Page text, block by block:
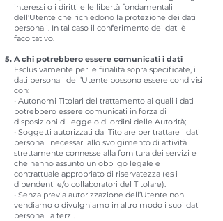
interessi o i diritti e le libertà fondamentali
dell'Utente che richiedono la protezione dei dati
personali. In tal caso il conferimento dei dati è
facoltativo.
A chi potrebbero essere comunicati i dati
Esclusivamente per le finalità sopra specificate, i
dati personali dell’Utente possono essere condivisi
con:
• Autonomi Titolari del trattamento ai quali i dati
potrebbero essere comunicati in forza di
disposizioni di legge o di ordini delle Autorità;
• Soggetti autorizzati dal Titolare per trattare i dati
personali necessari allo svolgimento di attività
strettamente connesse alla fornitura dei servizi e
che hanno assunto un obbligo legale e
contrattuale appropriato di riservatezza (es i
dipendenti e/o collaboratori del Titolare).
• Senza previa autorizzazione dell’Utente non
vendiamo o divulghiamo in altro modo i suoi dati
personali a terzi.